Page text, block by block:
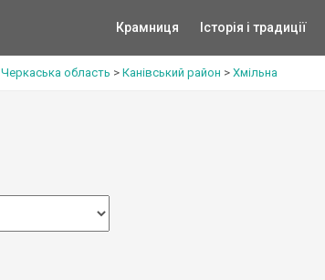
Крамниця Історія і традиції
Черкаська область > Канівський район > Хмільна